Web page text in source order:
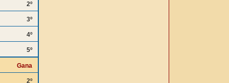
2º
3º
4º
5º
Gana
2º